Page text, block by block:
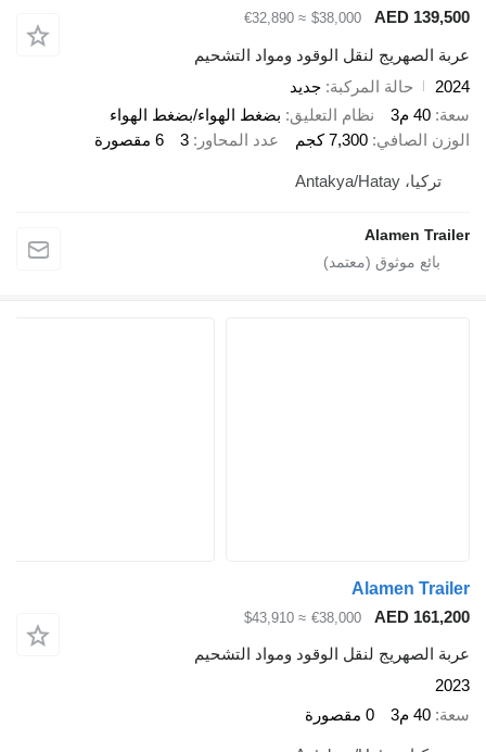
AED 139,500
$38,000
≈ €32,890
عربة الصهريج لنقل الوقود ومواد التشحيم
2024
حالة المركبة جديد
سعة 40 م3 نظام التعليق
بضغط الهواء/بضغط الهواء
الوزن الصافي 7,300 كجم عدد المحاور 3 6 مقصورة
تركيا، Antakya/Hatay
Alamen Trailer
Alamen Trailer
AED 161,200
€38,000
≈ $43,910
عربة الصهريج لنقل الوقود ومواد التشحيم
2023
سعة 40 م3 0 مقصورة